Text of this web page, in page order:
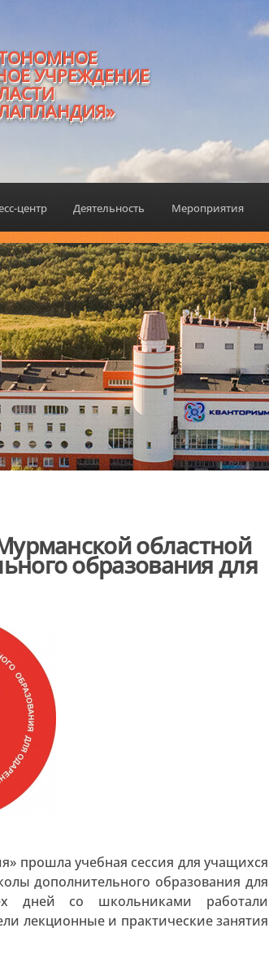
УЧРЕЖДЕНИЕ
центр Деятельность Мероприятия
областной
образования для
прошла учебная сессия для учащихся
дополнительного образования для
дней со школьниками работали
лекционные и практические занятия